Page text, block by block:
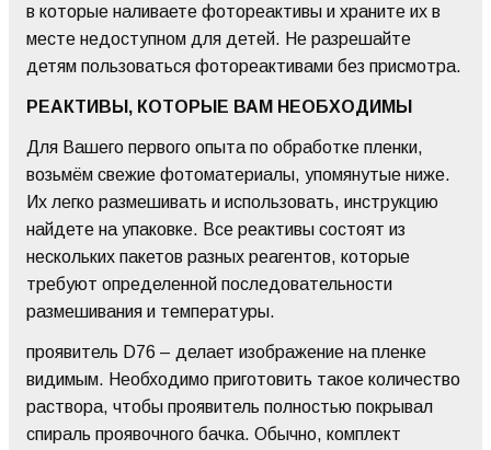
в которые наливаете фотореактивы и храните их в
месте недоступном для детей. Не разрешайте
детям пользоваться фотореактивами без присмотра.
РЕАКТИВЫ, КОТОРЫЕ ВАМ НЕОБХОДИМЫ
Для Вашего первого опыта по обработке пленки,
возьмём свежие фотоматериалы, упомянутые ниже.
Их легко размешивать и использовать, инструкцию
найдете на упаковке. Все реактивы состоят из
нескольких пакетов разных реагентов, которые
требуют определенной последовательности
размешивания и температуры.
проявитель D76 – делает изображение на пленке
видимым. Необходимо приготовить такое количество
раствора, чтобы проявитель полностью покрывал
спираль проявочного бачка. Обычно, комплект